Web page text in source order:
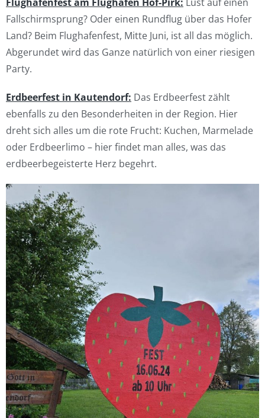
Fallschirmsprung? Oder einen Rundflug über das Hofer
Land? Beim Flughafenfest, Mitte Juni, ist all das möglich.
Abgerundet wird das Ganze natürlich von einer riesigen
Party.
Erdbeerfest in Kautendorf: Das Erdbeerfest zählt
ebenfalls zu den Besonderheiten in der Region. Hier
dreht sich alles um die rote Frucht: Kuchen, Marmelade
oder Erdbeerlimo – hier findet man alles, was das
erdbeerbegeisterte Herz begehrt.